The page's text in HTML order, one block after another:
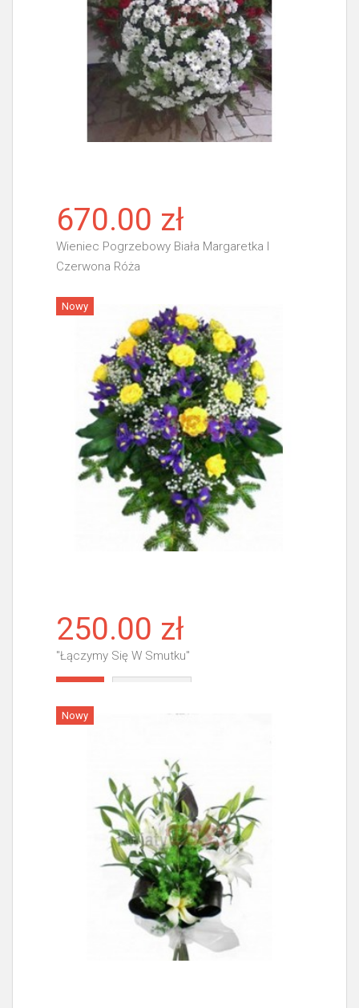
670.00 zł
Wieniec Pogrzebowy Biała Margaretka I
Czerwona Róża
Więcej
Nowy
250.00 zł
"Łączymy Się W Smutku"
Nowy